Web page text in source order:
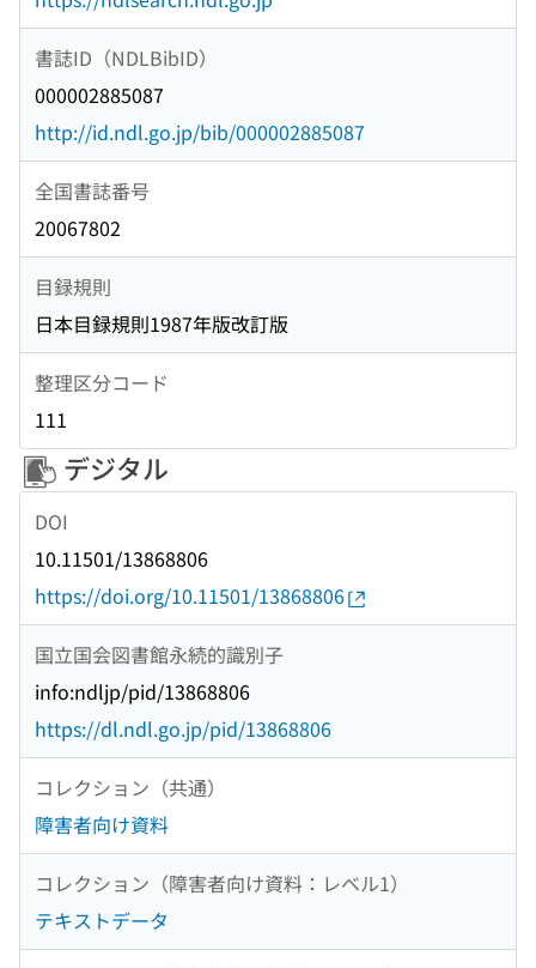
書誌ID（NDLBibID）
000002885087
http://id.ndl.go.jp/bib/000002885087
全国書誌番号
20067802
目録規則
日本目録規則1987年版改訂版
整理区分コード
111
デジタル
DOI
10.11501/13868806
https://doi.org/10.11501/13868806
国立国会図書館永続的識別子
info:ndljp/pid/13868806
https://dl.ndl.go.jp/pid/13868806
コレクション（共通）
障害者向け資料
コレクション（障害者向け資料：レベル1）
テキストデータ